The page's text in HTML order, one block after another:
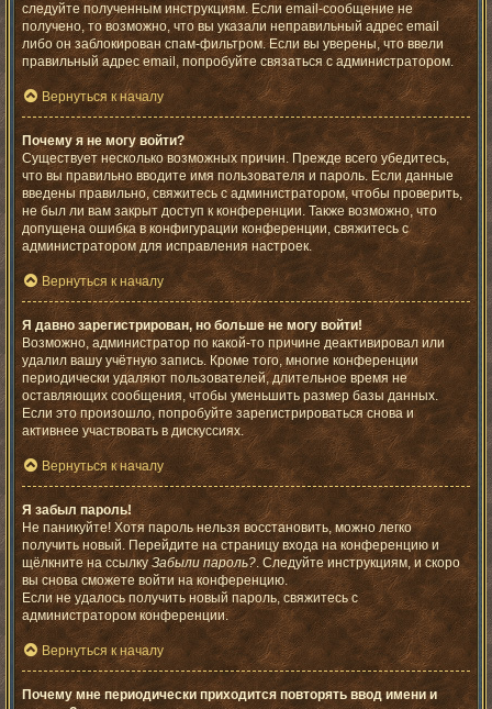
следуйте полученным инструкциям. Если email-сообщение не
получено, то возможно, что вы указали неправильный адрес email
либо он заблокирован спам-фильтром. Если вы уверены, что ввели
правильный адрес email, попробуйте связаться с администратором.
Вернуться к началу
Почему я не могу войти?
Существует несколько возможных причин. Прежде всего убедитесь,
что вы правильно вводите имя пользователя и пароль. Если данные
введены правильно, свяжитесь с администратором, чтобы проверить,
не был ли вам закрыт доступ к конференции. Также возможно, что
допущена ошибка в конфигурации конференции, свяжитесь с
администратором для исправления настроек.
Вернуться к началу
Я давно зарегистрирован, но больше не могу войти!
Возможно, администратор по какой-то причине деактивировал или
удалил вашу учётную запись. Кроме того, многие конференции
периодически удаляют пользователей, длительное время не
оставляющих сообщения, чтобы уменьшить размер базы данных.
Если это произошло, попробуйте зарегистрироваться снова и
активнее участвовать в дискуссиях.
Вернуться к началу
Я забыл пароль!
Не паникуйте! Хотя пароль нельзя восстановить, можно легко
получить новый. Перейдите на страницу входа на конференцию и
щёлкните на ссылкуЗабыли пароль?. Следуйте инструкциям, и скоро
вы снова сможете войти на конференцию.
Если не удалось получить новый пароль, свяжитесь с
администратором конференции.
Вернуться к началу
Почему мне периодически приходится повторять ввод имени и